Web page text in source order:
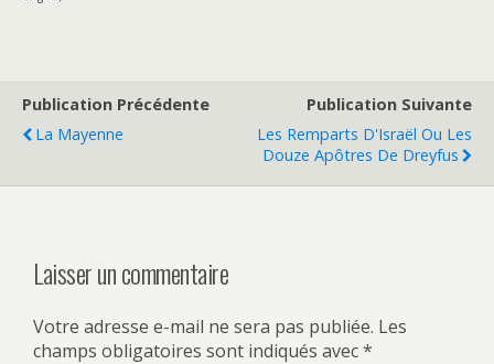
Publication Précédente
La Mayenne
Publication Suivante
Les Remparts D'Israël Ou Les
Douze Apôtres De Dreyfus
Laisser un commentaire
Votre adresse e-mail ne sera pas publiée. Les
champs obligatoires sont indiqués avec*